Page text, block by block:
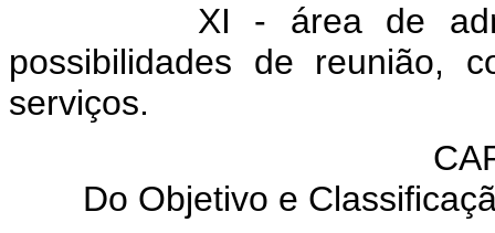
XI - área de
possibilidades de reunião,
serviços.
Do Objetivo e